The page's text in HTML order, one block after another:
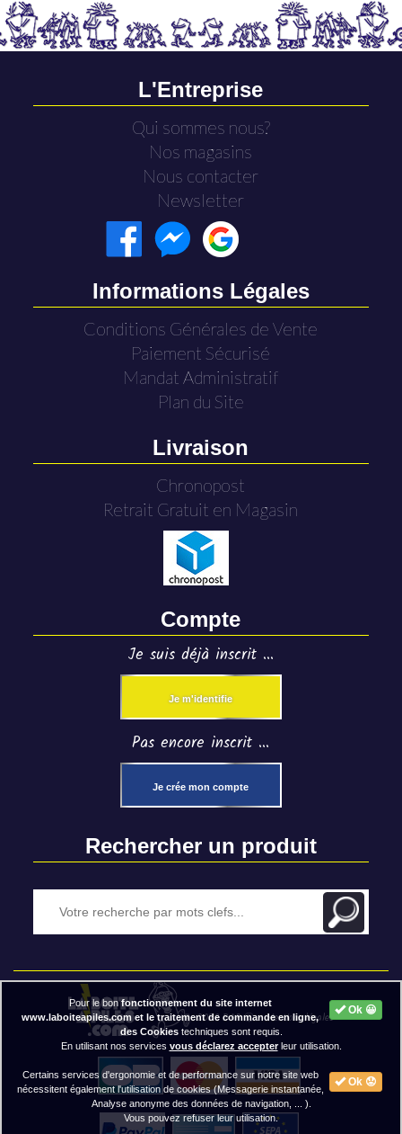
L'Entreprise
Qui sommes nous?
Nos magasins
Nous contacter
Newsletter
Informations Légales
Conditions Générales de Vente
Paiement Sécurisé
Mandat Administratif
Plan du Site
Livraison
Chronopost
Retrait Gratuit en Magasin
Compte
Je suis déjà inscrit ...
Je m'identifie
Pas encore inscrit ...
Je crée mon compte
Rechercher un produit
2020 BAP ⓒ - Mentions légales
Ok 😀
Pour le bonfonctionnement du site internet
www.laboiteapiles.com et le traitement de commande en ligne,
des Cookiestechniques sont requis.
En utilisant nos services vous déclarez accepterleur utilisation.
Ok 😟
Certains services d'ergonomie et de performance sur notre site web
nécessitent également l'utilisation de cookies (Messagerie instantanée,
Analyse anonyme des données de navigation, ... ).
Vous pouvez refuser leur utilisation.